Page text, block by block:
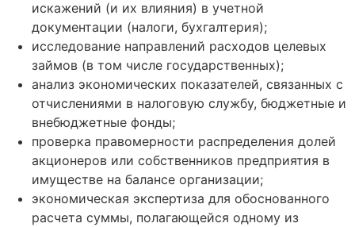
искажений (и их влияния) в учетной
документации (налоги, бухгалтерия);
исследование направлений расходов целевых
займов (в том числе государственных);
анализ экономических показателей, связанных с
отчислениями в налоговую службу, бюджетные и
внебюджетные фонды;
проверка правомерности распределения долей
акционеров или собственников предприятия в
имуществе на балансе организации;
экономическая экспертиза для обоснованного
расчета суммы, полагающейся одному из